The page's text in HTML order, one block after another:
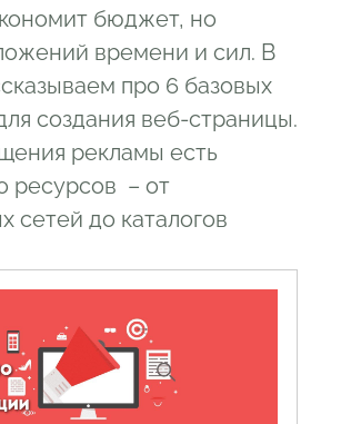
в соцсетях
Карты
доски с бесплатными
способы
реклама (видео экраны
для цифровых кампаний и
баннеры
бюджет, но
времени и сил. В
про 6 базовых
создания веб-страницы.
рекламы есть
ресурсов – от
сетей до каталогов